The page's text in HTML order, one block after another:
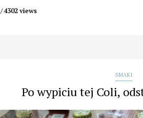
4302 views
SMAKI
Po wypiciu tej Coli,